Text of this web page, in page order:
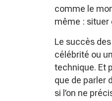
comme le
même : situer
Le succès
célébrité ou
technique. Et
que de parler
si l’on ne